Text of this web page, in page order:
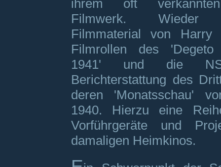
ihrem oft
Filmwerk. Wieder
Filmmaterial von Harry
Filmrollen des 'Degeto
1941' und die NS
Berichterstattung des
deren 'Monatsschau'
1940. Hierzu eine
Vorführgeräte und
damaligen Heimkinos.